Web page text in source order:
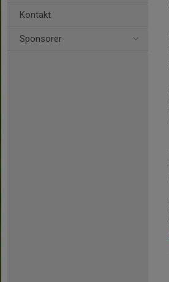
Kontakt
Sponsorer